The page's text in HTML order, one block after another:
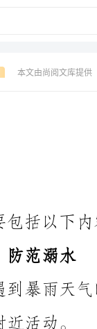
本文由尚阅文库提供